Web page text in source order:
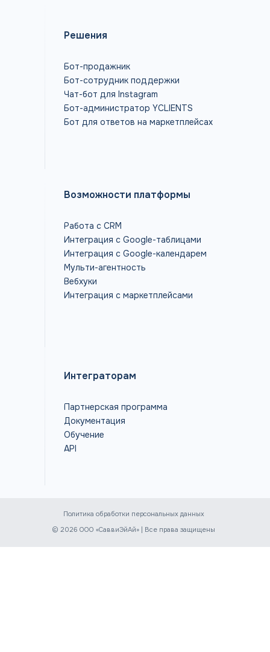
Работа с CRM
Интеграция с Google-таблицами
Интеграция с Google-календарем
Мульти-агентность
Вебхуки
Интеграция с маркетплейсами
Политика обработки персональных данных
© 2026 ООО «СаввиЭйАй» | Все права защищены
Возможности платформы
Решения
Бот-продажник
Бот-сотрудник поддержки
Чат-бот для Instagram
Бот-администратор YCLIENTS
Бот для ответов на маркетплейсах
Интеграторам
Партнерская программа
Документация
Обучение
API